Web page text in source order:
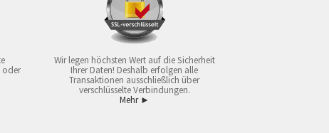
oder
Wir legen höchsten Wert auf die Sicherheit
Ihrer Daten! Deshalb erfolgen alle
Transaktionen ausschließlich über
verschlüsselte Verbindungen.
Mehr ►